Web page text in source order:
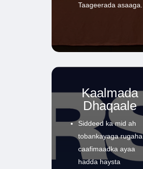
Taageerada asaaga.
Kaalmada
Dhaqaale
Siddeed ka mid ah
tobankayaga rugaha
caafimaadka ayaa
hadda haysta